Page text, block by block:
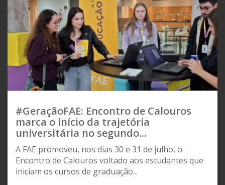
#GeraçãoFAE: Encontro de Calouros
marca o início da trajetória
universitária no segundo...
A FAE promoveu, nos dias 30 e 31 de julho, o
Encontro de Calouros voltado aos estudantes que
iniciam os cursos de graduação...